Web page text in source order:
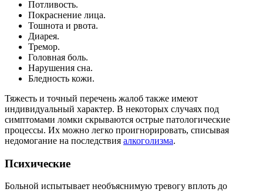
Потливость.
Покраснение лица.
Тошнота и рвота.
Диарея.
Тремор.
Головная боль.
Нарушения сна.
Бледность кожи.
Тяжесть и точный перечень жалоб также имеют
индивидуальный характер. В некоторых случаях под
симптомами ломки скрываются острые патологические
процессы. Их можно легко проигнорировать, списывая
недомогание на последствия алкоголизма.
Психические
Больной испытывает необъяснимую тревогу вплоть до